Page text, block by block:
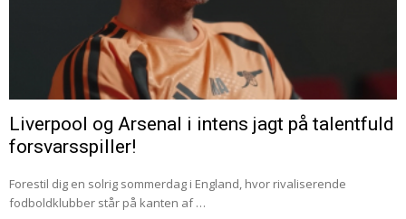
Liverpool og Arsenal i intens jagt på talentfuld
forsvarsspiller!
Forestil dig en solrig sommerdag i England, hvor rivaliserende
fodboldklubber står på kanten af …